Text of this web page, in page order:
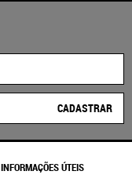
CADASTRAR
INFORMAÇÕES ÚTEIS